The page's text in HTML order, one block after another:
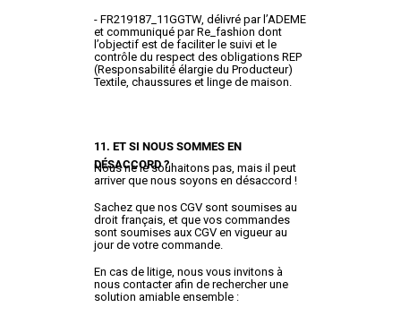
- FR219187_11GGTW, délivré par l’ADEME
et communiqué par Re_fashion dont
l’objectif est de faciliter le suivi et le
contrôle du respect des obligations REP
(Responsabilité élargie du Producteur)
Textile, chaussures et linge de maison.
11. ET SI NOUS SOMMES EN
DÉSACCORD ?
Nous ne le souhaitons pas, mais il peut
arriver que nous soyons en désaccord !
Sachez que nos CGV sont soumises au
droit français, et que vos commandes
sont soumises aux CGV en vigueur au
jour de votre commande.
En cas de litige, nous vous invitons à
nous contacter afin de rechercher une
solution amiable ensemble :